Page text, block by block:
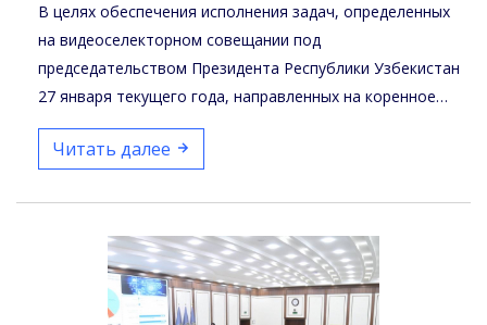
В целях обеспечения исполнения задач, определенных
на видеоселекторном совещании под
председательством Президента Республики Узбекистан
27 января текущего года, направленных на коренное
повышение…
Читать далее